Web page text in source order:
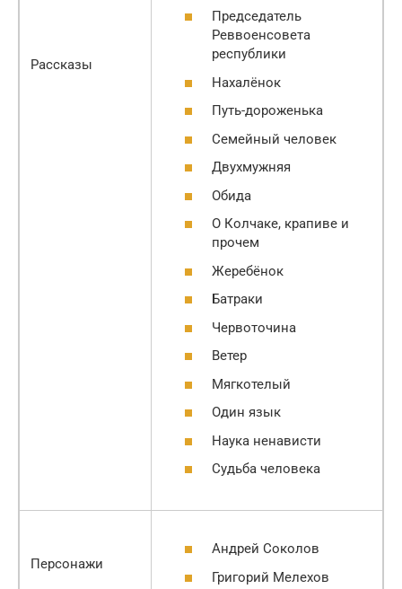
Рассказы
Председатель
Реввоенсовета
республики
Нахалёнок
Путь-дороженька
Семейный человек
Двухмужняя
Обида
О Колчаке, крапиве и
прочем
Жеребёнок
Батраки
Червоточина
Ветер
Мягкотелый
Один язык
Наука ненависти
Судьба человека
Персонажи
Андрей Соколов
Григорий Мелехов